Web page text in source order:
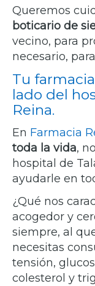
Queremos
boticario de
vecino, para
necesario,
Tu
lado del
Reina.
En Farmacia
toda la vida,
hospital de
ayudarle en
¿Qué nos
acogedor y
siempre, al
necesitas
tensión,
colesterol y